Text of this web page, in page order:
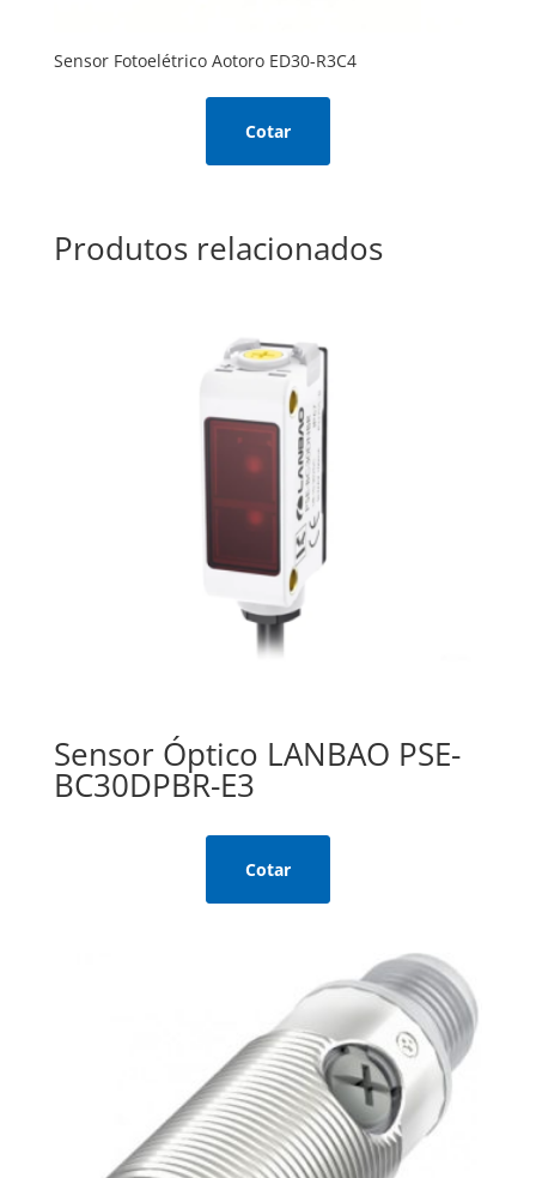
Sensor Fotoelétrico Aotoro ED30-R3C4
Cotar
Produtos relacionados
Sensor Óptico LANBAO PSE-
BC30DPBR-E3
Cotar